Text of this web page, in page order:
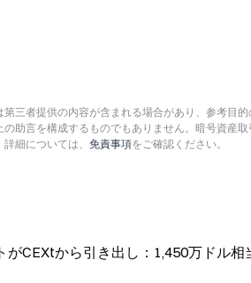
三者提供の内容が含まれる場合があり、参考目
の助言を構成するものでもありません。暗号資産
細については、 免責事項をご確認ください。
がCEXtから引き出し：1,450万ドル相